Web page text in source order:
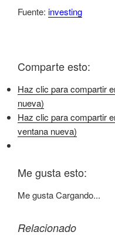
Fuente: investing
Comparte esto:
Haz clic para compartir
nueva)
Haz clic para compartir
ventana nueva)
Me gusta esto:
Me gustaCargando...
Relacionado